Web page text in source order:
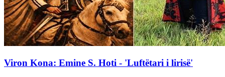
Viron Kona: Emine S. Hoti - 'Luftëtari i lirisë'